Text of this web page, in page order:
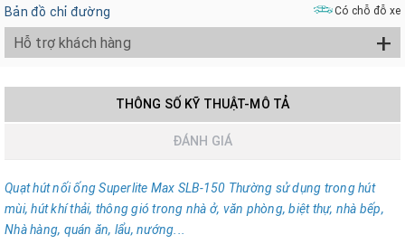
Bản đồ chỉ đường
Có chỗ đỗ xe
Hỗ trợ khách hàng +
THÔNG SỐ KỸ THUẬT-MÔ TẢ
ĐÁNH GIÁ
Quạt hút nối ống Superlite Max SLB-150 Thường sử dụng trong hút
mùi, hút khí thải, thông gió trong nhà ở, văn phòng, biệt thự, nhà bếp,
Nhà hàng, quán ăn, lẩu, nướng...